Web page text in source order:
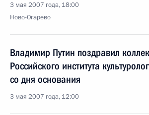
3 мая 2007 года, 18:00
Ново-Огарево
Владимир Путин поздравил
Российского института
со дня основания
3 мая 2007 года, 12:00